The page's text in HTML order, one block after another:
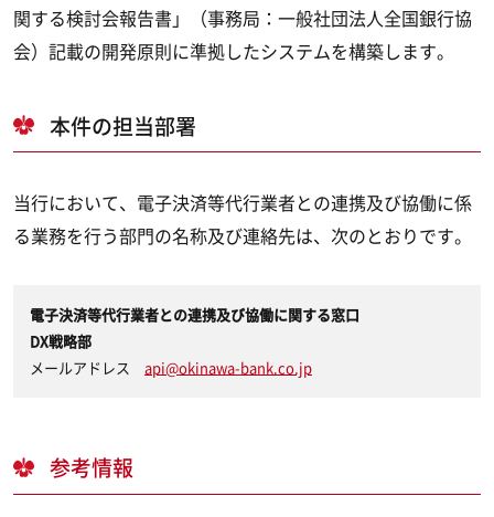
関する検討会報告書」（事務局：一般社団法人全国銀行協
会）記載の開発原則に準拠したシステムを構築します。
本件の担当部署
当行において、電子決済等代行業者との連携及び協働に係
る業務を行う部門の名称及び連絡先は、次のとおりです。
電子決済等代行業者との連携及び協働に関する窓口
DX戦略部
メールアドレス api@okinawa-bank.co.jp
参考情報